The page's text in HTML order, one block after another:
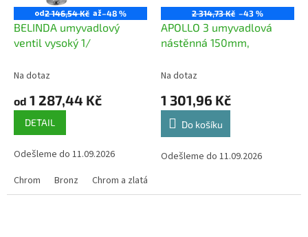
od2 146,54 Kč až–48 %
BELINDA umyvadlový
ventil vysoký 1/
Na dotaz
od 1 287,44 Kč
DETAIL
Odešleme do 11.09.2026
Chrom
Bronz Chrom a zlatá povrchová úprava
2 314,73 Kč –43 %
APOLLO 3 umyvadlová
nástěnná 150mm,
Na dotaz
1 301,96 Kč
Do košíku
Odešleme do 11.09.2026